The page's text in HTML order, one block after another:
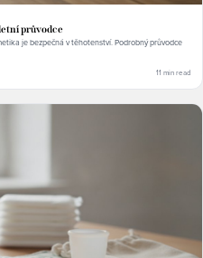
průvodce
je bezpečná v těhotenství. Podrobný průvodce
11 min read